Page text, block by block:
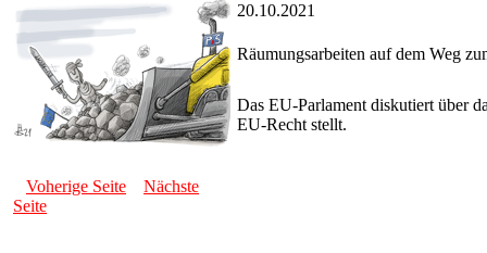
20.10.2021
Räumungsarbeiten auf dem Weg
Das EU-Parlament diskutiert über
EU-Recht stellt.
Voherige Seite
Nächste
Seite